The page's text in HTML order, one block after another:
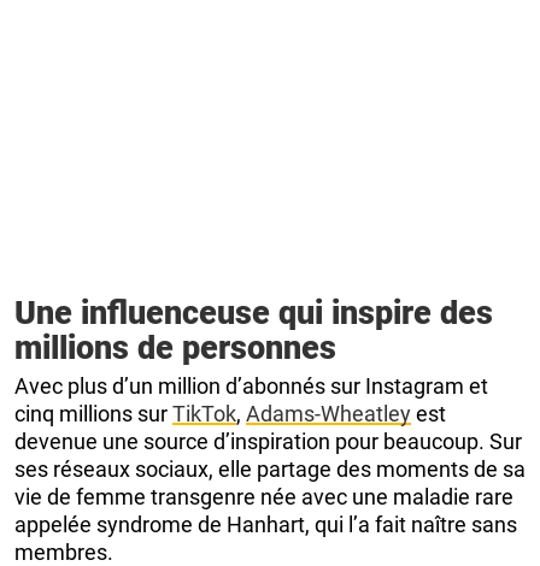
Une influenceuse qui inspire des
millions de personnes
Avec plus d’un million d’abonnés sur Instagram et
cinq millions surTikTok, Adams-Wheatleyest
devenue une source d’inspiration pour beaucoup. Sur
ses réseaux sociaux, elle partage des moments de sa
vie de femme transgenre née avec une maladie rare
appelée syndrome de Hanhart, qui l’a fait naître sans
membres.